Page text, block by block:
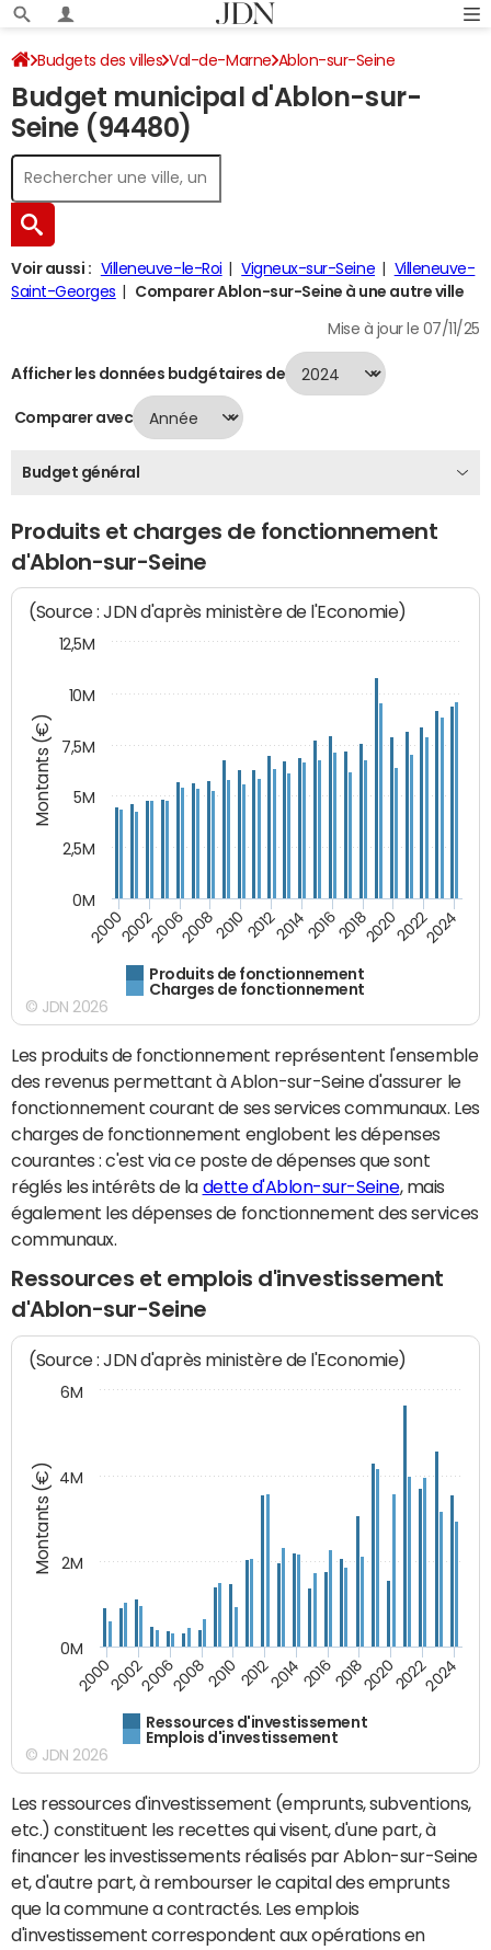
Budgets des villes Val-de-Marne Ablon-sur-Seine
Budget 2024
Budget municipal d'Ablon-sur-
Seine (94480)
Voir aussi : Villeneuve-le-Roi Vigneux-sur-Seine
Villeneuve-
Saint-Georges
Comparer Ablon-sur-Seine à une autre ville
Mise à jour le 07/11/25
Afficher les données budgétaires de
Comparer avec
Budget général
Produits et charges de fonctionnement
d'Ablon-sur-Seine
Montants (€)
(Source : JDN d'après ministère de l'Economie)
Produits de fonctionnement
Charges de fonctionnement
200020022006200820102012201420162018202020222024
0M
2,5M
5M
7,5M
10M
12,5M
© JDN 2026
Les produits de fonctionnement représentent l'ensemble
des revenus permettant à Ablon-sur-Seine d'assurer le
fonctionnement courant de ses services communaux. Les
charges de fonctionnement englobent les dépenses
courantes : c'est via ce poste de dépenses que sont
réglés les intérêts de la dette d'Ablon-sur-Seine, mais
également les dépenses de fonctionnement des services
communaux.
Ressources et emplois d'investissement
d'Ablon-sur-Seine
Montants (€)
(Source : JDN d'après ministère de l'Economie)
Ressources d'investissement
Emplois d'investissement
20002002200620082010 2012201420162018202020222024
0M
2M
4M
6M
© JDN 2026
Les ressources d'investissement (emprunts, subventions,
etc.) constituent les recettes qui visent, d'une part, à
financer les investissements réalisés par Ablon-sur-Seine
et, d'autre part, à rembourser le capital des emprunts
que la commune a contractés. Les emplois
d'investissement correspondent aux opérations en